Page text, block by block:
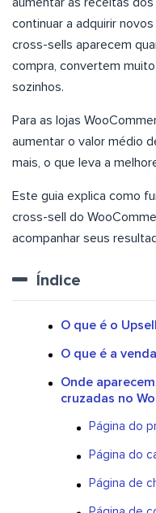
aumentar as receitas
continuar a adquirir
cross-sells aparecem
compra, convertem
sozinhos.
Para as lojas
aumentar o valor médio
mais, o que leva a
Este guia explica como
cross-sell do
acompanhar seus
Índice
O que é o
O que é a
Onde
cruzadas no
Página do
Página do
Página de